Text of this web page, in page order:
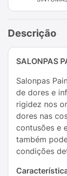
Descrição
SALONPAS
Salonpas
de dores e
rigidez nos
dores nas
contusões e
também
condições